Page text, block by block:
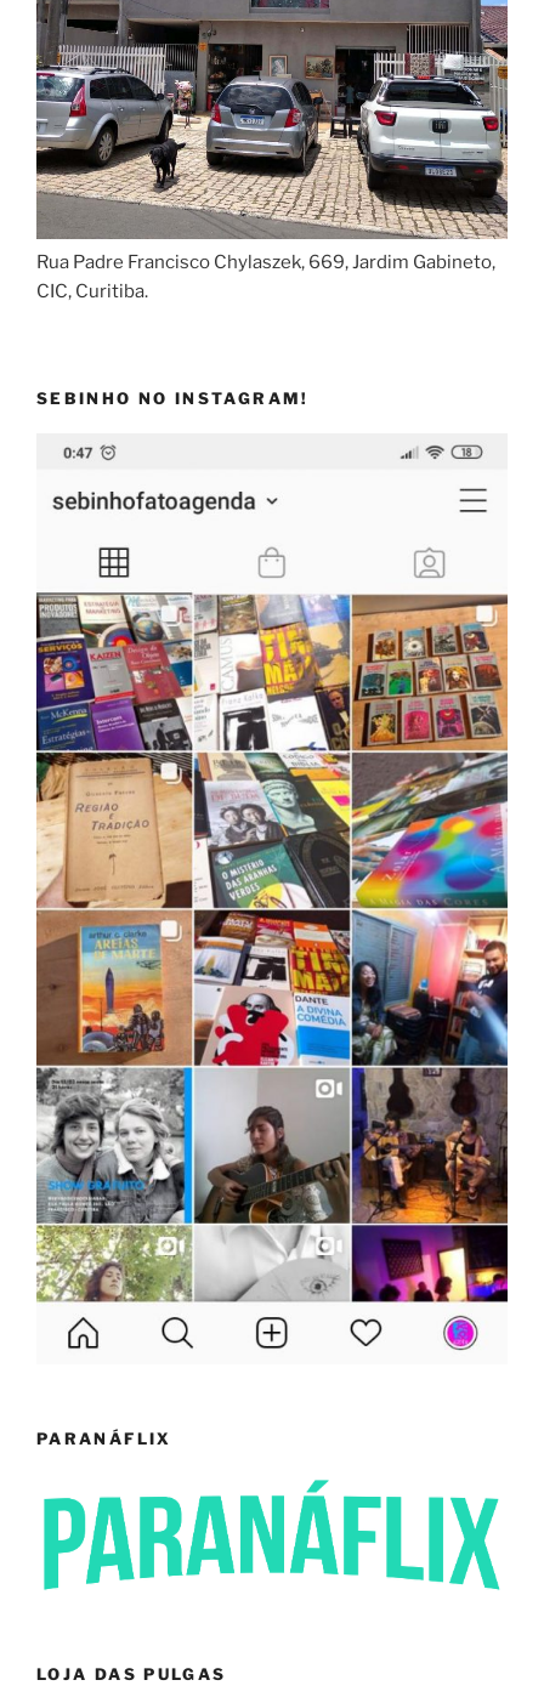
Rua Padre Francisco Chylaszek, 669, Jardim Gabineto,
CIC, Curitiba.
SEBINHO NO INSTAGRAM!
PARANÁFLIX
LOJA DAS PULGAS